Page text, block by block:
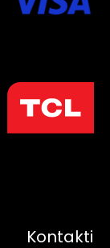
Kontakti